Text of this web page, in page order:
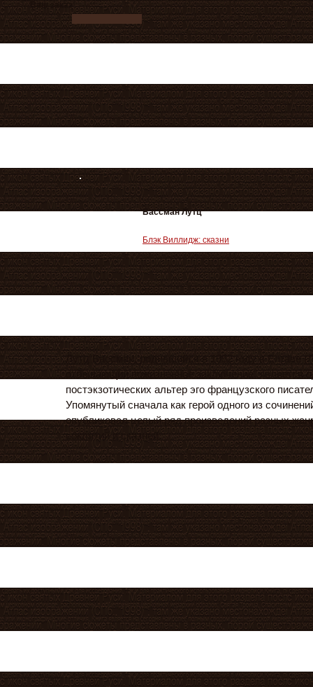
Ваш заказ
Бассман Лутц
Блэк Виллидж: сказни
Лутц Бассман, родившийся в 1952 году в Елгаве
отбывающий пожизненное заключение, является
постэкзотических альтер эго французского
Упомянутый сначала как герой одного из
опубликовал целый ряд произведений разных
соклятий и сказней.